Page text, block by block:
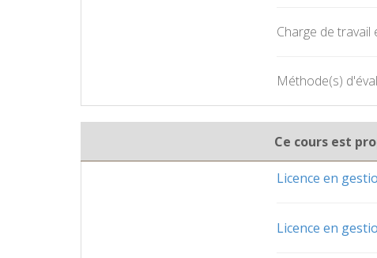
Charge de travail
Méthode(s)
Ce cours est
Licence en
Licence en